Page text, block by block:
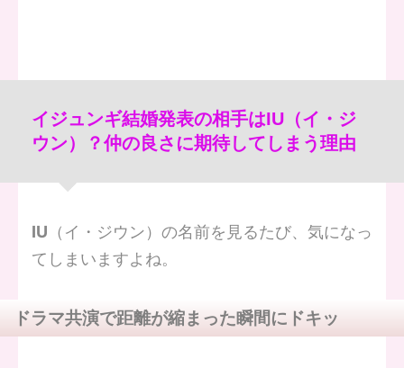
イジュンギ結婚発表の相手はIU（イ・ジ
ウン）？仲の良さに期待してしまう理由
IU （イ・ジウン）の名前を見るたび、気になっ
てしまいますよね。
ドラマ共演で距離が縮まった瞬間にドキッ